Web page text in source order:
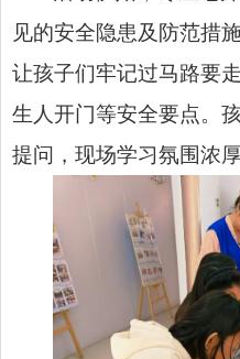
见的安全隐患及防范措
让孩子们牢记过马路要
生人开门等安全要点。
提问，现场学习氛围浓厚